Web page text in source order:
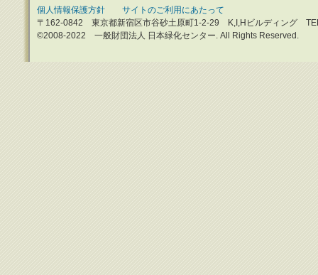
個人情報保護方針
サイトのご利用にあたって
〒162-0842 東京都新宿区市谷砂土原町1-2-29 K,I,Hビルディング
©2008-2022 一般財団法人 日本緑化センター. All Rights Reserved.